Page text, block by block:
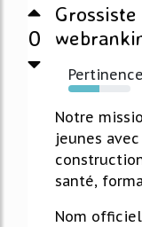
0
Pertinence
50%
Notre
jeunes
santé,
Nom